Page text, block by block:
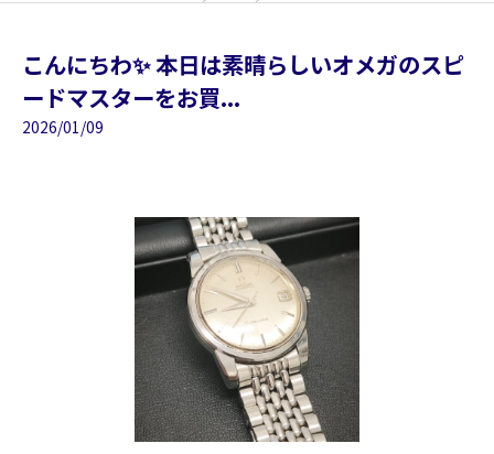
こんにちわ✨ 本日は素晴らしいオメガのスピ
ードマスターをお買...
2026/01/09